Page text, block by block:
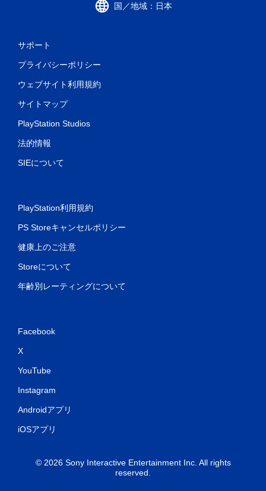
国／地域：日本
サポート
プライバシーポリシー
ウェブサイト利用規約
サイトマップ
PlayStation Studios
法的情報
SIEについて
PlayStation利用規約
PS Storeキャンセルポリシー
健康上のご注意
Storeについて
年齢別レーティングについて
Facebook
X
YouTube
Instagram
Androidアプリ
iOSアプリ
© 2026 Sony Interactive Entertainment Inc. All rights
reserved.